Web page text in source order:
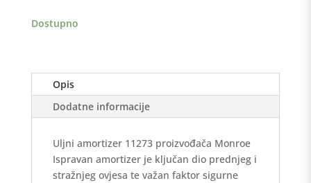
količina
Dostupno
Opis
Dodatne informacije
Uljni amortizer 11273 proizvođača Monroe
Ispravan amortizer je ključan dio prednjeg i
stražnjeg ovjesa te važan faktor sigurne